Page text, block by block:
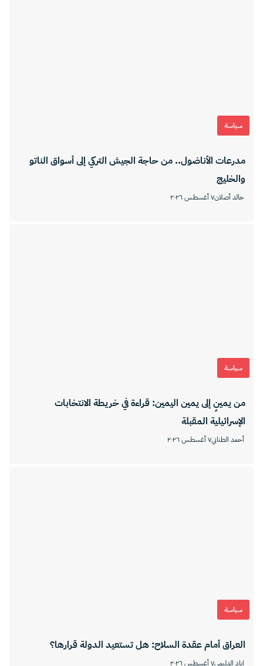
سياسة
مدرعات الأناضول.. من حاجة الجيش التركي إلى أسواق الناتو
والخليج
خالد أصلان٧ أغسطس ٢٠٢٦
سياسة
من يمينٍ إلى يمين اليمين: قراءة في خريطة الانتخابات
الإسرائيلية المقبلة
أحمد الطناني٧ أغسطس ٢٠٢٦
سياسة
العراق أمام عقدة السلاح: هل تستعيد الدولة قرارها؟
إياد الدليمي٧ أغسطس ٢٠٢٦